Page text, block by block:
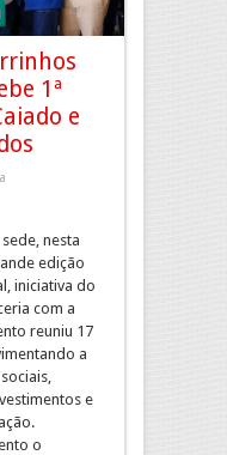
1ª
e
nesta
edição
iniciativa do
com a
reuniu 17
a
e
o